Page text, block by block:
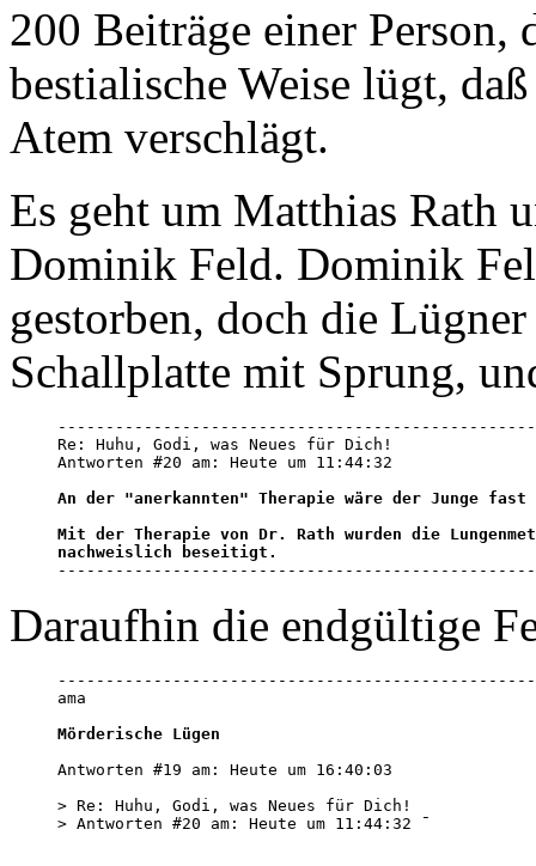
200 Beiträge einer Person,
bestialische Weise lügt,
Atem verschlägt.
Es geht um Matthias Rath
Dominik Feld. Dominik
gestorben, doch die
Schallplatte mit Sprung,
Re: Huhu, Godi, was Neues für Dich!
Antworten #20 am: Heute um 11:44:32
An der "anerkannten" Therapie wäre der Junge
Mit der Therapie von Dr. Rath wurden die
nachweislich beseitigt.
Daraufhin die endgültige
ama
Mörderische Lügen
Antworten #19 am: Heute um 16:40:03
> Re: Huhu, Godi, was Neues für Dich!
> Antworten #20 am: Heute um 11:44:32 ¯